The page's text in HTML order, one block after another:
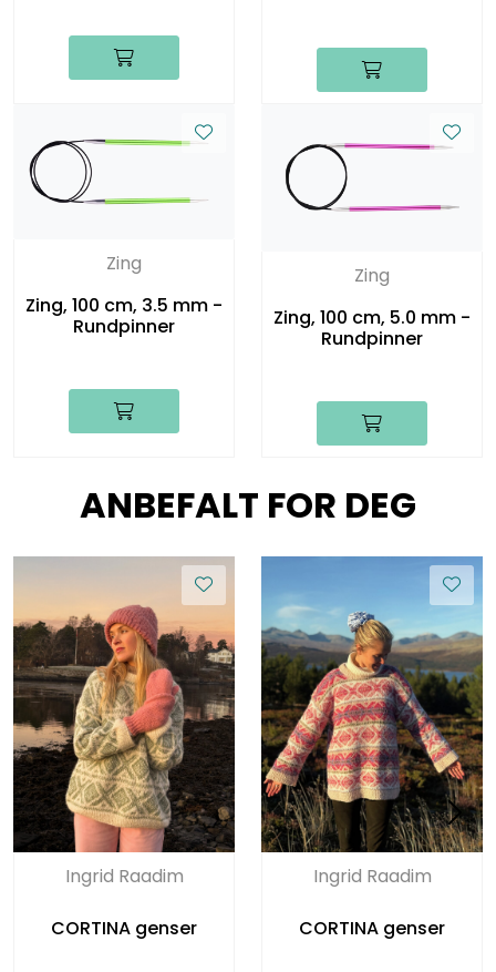
Zing
Zing, 100 cm, 3.5 mm -
Rundpinner
Zing
Zing, 100 cm, 5.0 mm -
Rundpinner
ANBEFALT FOR DEG
Ingrid Raadim
CORTINA genser
Ingrid Raadim
CORTINA genser